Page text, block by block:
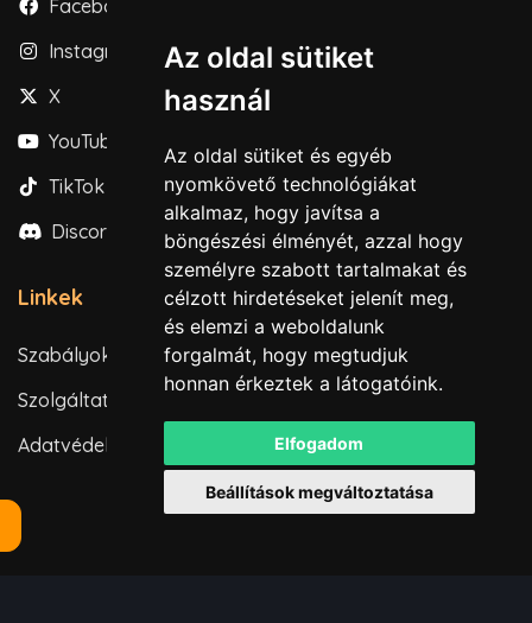
Az oldal sütiket
használ
Az oldal sütiket és egyéb
nyomkövető technológiákat
alkalmaz, hogy javítsa a
böngészési élményét, azzal hogy
személyre szabott tartalmakat és
célzott hirdetéseket jelenít meg,
és elemzi a weboldalunk
forgalmát, hogy megtudjuk
honnan érkeztek a látogatóink.
Elfogadom
Beállítások megváltoztatása
Facebook
Instagram
X
YouTube
TikTok
Discord
Linkek
Szabályok
Szolgáltatási feltételek
Adatvédelmi irányelvek